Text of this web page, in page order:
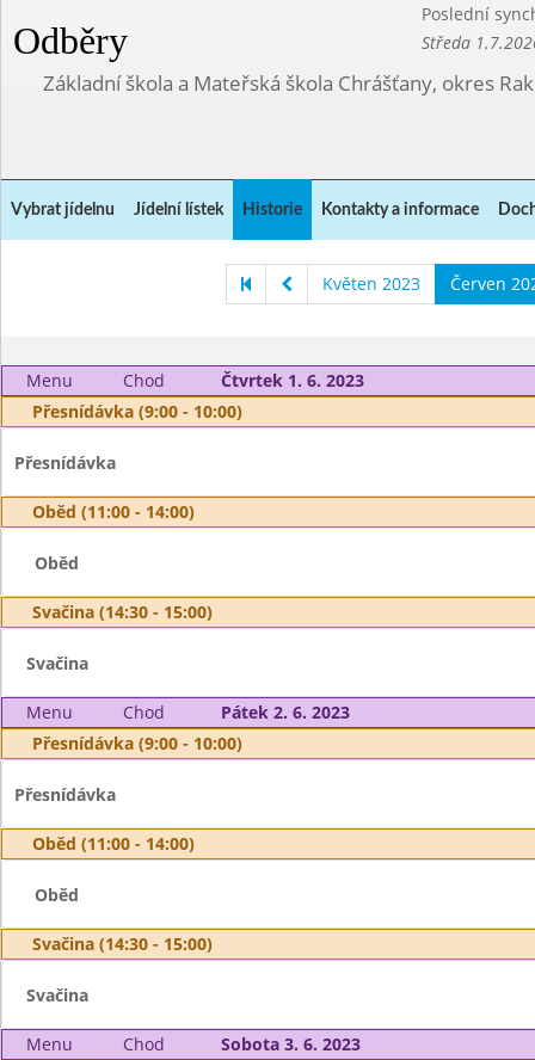
Odběry
Poslední
Středa
Základní škola a Mateřská škola Chrášťany, okres
Vybrat jídelnu Jídelní lístek Historie Kontakty a informace
Květen 2023 Červen
Menu Chod
Čtvrtek 1. 6. 2023
Přesnídávka (9:00 - 10:00)
Přesnídávka
Oběd (11:00 - 14:00)
Oběd
Svačina (14:30 - 15:00)
Svačina
Menu Chod
Pátek 2. 6. 2023
Přesnídávka (9:00 - 10:00)
Přesnídávka
Oběd (11:00 - 14:00)
Oběd
Svačina (14:30 - 15:00)
Svačina
Menu Chod
Sobota 3. 6. 2023